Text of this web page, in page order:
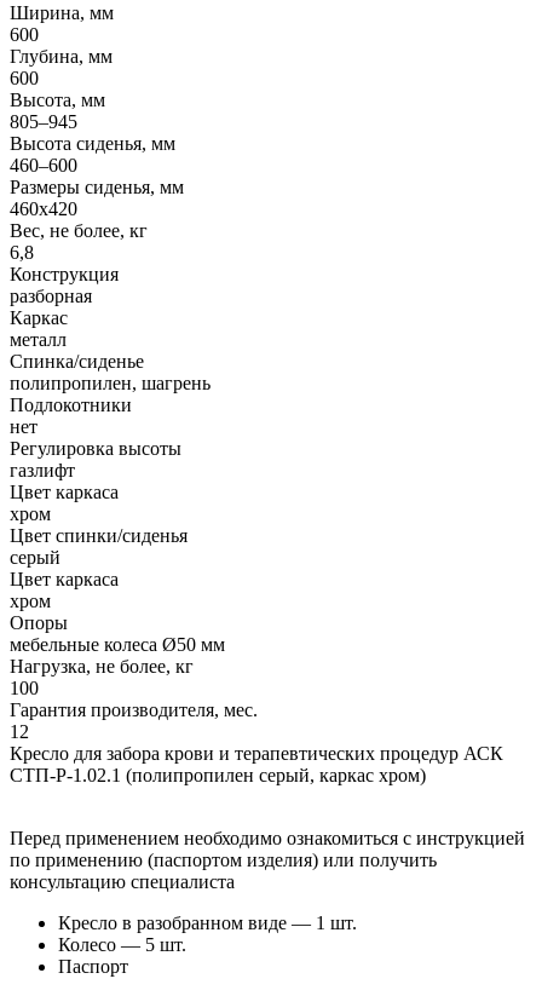
Ширина, мм
600
Глубина, мм
600
Высота, мм
805–945
Высота сиденья, мм
460–600
Размеры сиденья, мм
460x420
Вес, не более, кг
6,8
Конструкция
разборная
Каркас
металл
Спинка/сиденье
полипропилен, шагрень
Подлокотники
нет
Регулировка высоты
газлифт
Цвет каркаса
хром
Цвет спинки/сиденья
серый
Цвет каркаса
хром
Опоры
мебельные колеса Ø50 мм
Нагрузка, не более, кг
100
Гарантия производителя, мес.
12
Кресло для забора крови и терапевтических процедур АСК
СТП-Р-1.02.1 (полипропилен серый, каркас хром)
Перед применением необходимо ознакомиться с инструкцией
по применению (паспортом изделия) или получить
консультацию специалиста
Кресло в разобранном виде — 1 шт.
Колесо — 5 шт.
Паспорт